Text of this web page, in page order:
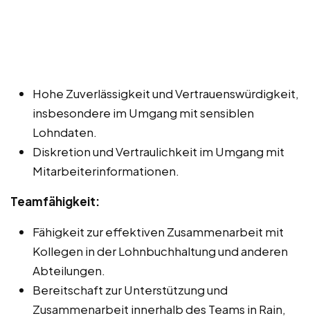
Hohe Zuverlässigkeit und Vertrauenswürdigkeit,
insbesondere im Umgang mit sensiblen
Lohndaten.
Diskretion und Vertraulichkeit im Umgang mit
Mitarbeiterinformationen.
Teamfähigkeit:
Fähigkeit zur effektiven Zusammenarbeit mit
Kollegen in der Lohnbuchhaltung und anderen
Abteilungen.
Bereitschaft zur Unterstützung und
Zusammenarbeit innerhalb des Teams in Rain,